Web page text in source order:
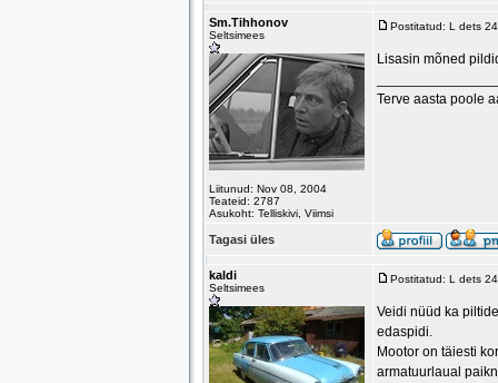
Sm.Tihhonov
Seltsimees
Liitunud: Nov 08, 2004
Teateid: 2787
Asukoht: Telliskivi, Viimsi
Postitatud: L dets
Lisasin mõned
Terve aasta poole
Tagasi üles
kaldi
Seltsimees
Postitatud: L dets
Veidi nüüd ka
edaspidi.
Mootor on täiesti
armatuurlaual